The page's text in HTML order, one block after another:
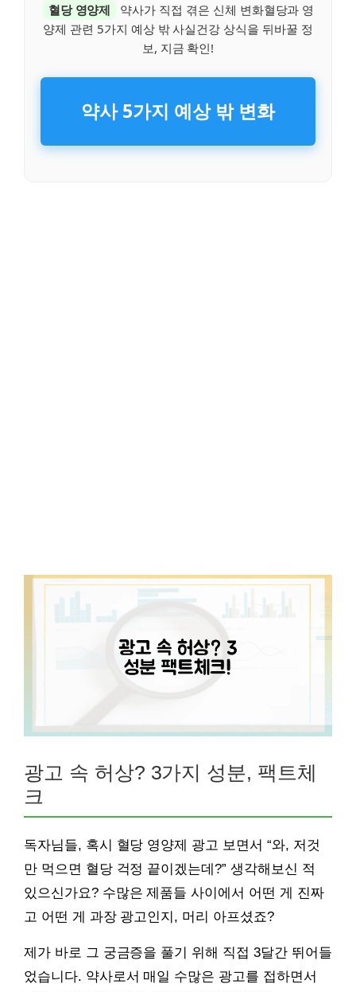
혈당 영양제
약사가 직접 겪은 신체 변화혈당과 영
양제 관련 5가지 예상 밖 사실건강 상식을 뒤바꿀 정
보, 지금 확인!
약사 5가지 예상 밖 변화
광고 속 허상? 3가지 성분, 팩트체
크
독자님들, 혹시 혈당 영양제 광고 보면서 “와, 저것
만 먹으면 혈당 걱정 끝이겠는데?” 생각해보신 적
있으신가요? 수많은 제품들 사이에서 어떤 게 진짜
고 어떤 게 과장 광고인지, 머리 아프셨죠?
제가 바로 그 궁금증을 풀기 위해 직접 3달간 뛰어들
었습니다. 약사로서 매일 수많은 광고를 접하면서